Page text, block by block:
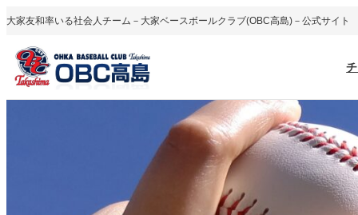
内
を
ス
大家友和率いる社会人チーム－大家ベースボールクラブ(OBC高島)－公式サイト